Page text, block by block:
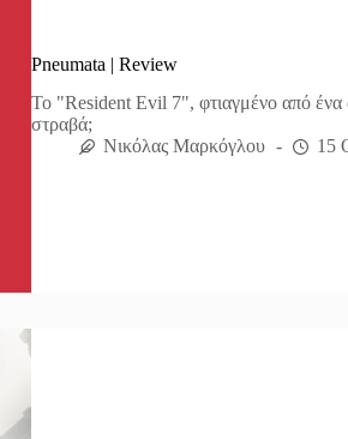
Pneumata | Review
To "Resident Evil 7", φτιαγμένο από ένα
στραβά;
Νικόλας Μαρκόγλου
15